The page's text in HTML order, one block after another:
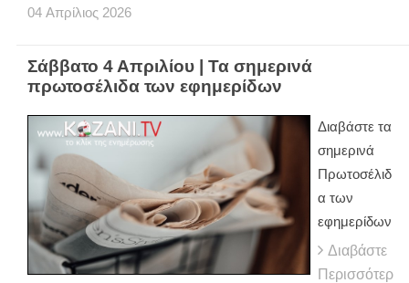
04 Απρίλιος 2026
Σάββατο 4 Απριλίου | Τα σημερινά
πρωτοσέλιδα των εφημερίδων
Διαβάστε τα
σημερινά
Πρωτοσέλιδ
α των
εφημερίδων
Διαβάστε
Περισσότερ